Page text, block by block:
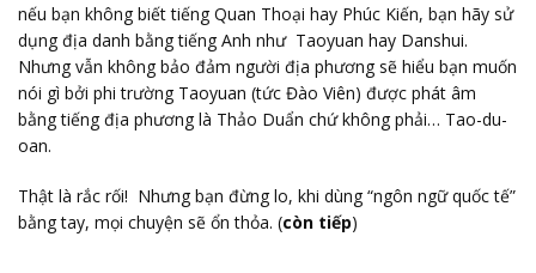
nếu bạn không biết tiếng Quan Thoại hay Phúc Kiến, bạn hãy sử
dụng địa danh bằng tiếng Anh như Taoyuan hay Danshui.
Nhưng vẫn không bảo đảm người địa phương sẽ hiểu bạn muốn
nói gì bởi phi trường Taoyuan (tức Đào Viên) được phát âm
bằng tiếng địa phương là Thảo Duẩn chứ không phải… Tao-du-
oan.
Thật là rắc rối! Nhưng bạn đừng lo, khi dùng “ngôn ngữ quốc tế”
bằng tay, mọi chuyện sẽ ổn thỏa. (còn tiếp)